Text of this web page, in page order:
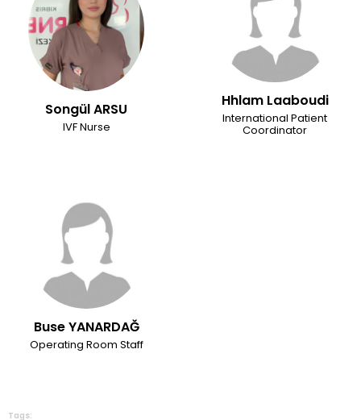
Songül ARSU
IVF Nurse
Hhlam Laaboudi
International Patient
Coordinator
Buse YANARDAĞ
Operating Room Staff
Tags: